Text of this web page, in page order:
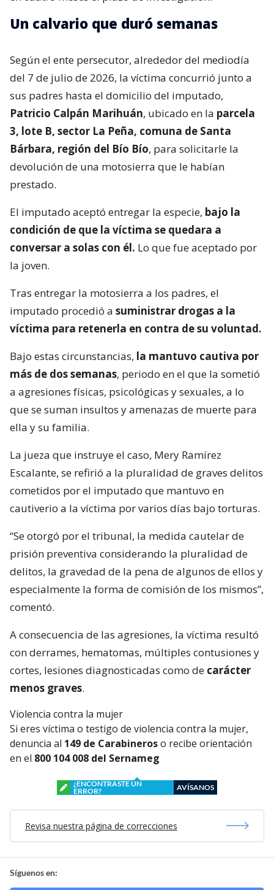
Un calvario que duró semanas
Según el ente persecutor, alrededor del mediodía
del 7 de julio de 2026, la víctima concurrió junto a
sus padres hasta el domicilio del imputado,
Patricio Calpán Marihuán, ubicado en la parcela
3, lote B, sector La Peña, comuna de Santa
Bárbara, región del Bío Bío, para solicitarle la
devolución de una motosierra que le habían
prestado.
El imputado aceptó entregar la especie, bajo la
condición de que la víctima se quedara a
conversar a solas con él. Lo que fue aceptado por
la joven.
Tras entregar la motosierra a los padres, el
imputado procedió a suministrar drogas a la
víctima para retenerla en contra de su voluntad.
Bajo estas circunstancias, la mantuvo cautiva por
más de dos semanas, periodo en el que la sometió
a agresiones físicas, psicológicas y sexuales, a lo
que se suman insultos y amenazas de muerte para
ella y su familia.
La jueza que instruye el caso, Mery Ramírez
Escalante, se refirió a la pluralidad de graves delitos
cometidos por el imputado que mantuvo en
cautiverio a la víctima por varios días bajo torturas.
“Se otorgó por el tribunal, la medida cautelar de
prisión preventiva considerando la pluralidad de
delitos, la gravedad de la pena de algunos de ellos y
especialmente la forma de comisión de los mismos”,
comentó.
A consecuencia de las agresiones, la víctima resultó
con derrames, hematomas, múltiples contusiones y
cortes, lesiones diagnosticadas como de carácter
menos graves.
Violencia contra la mujer
Si eres víctima o testigo de violencia contra la mujer,
denuncia al 149 de Carabineroso recibe orientación
en el 800 104 008 del Sernameg
¿ENCONTRASTE UN
ERROR?
AVÍSANOS
Revisa nuestra página de correcciones
Síguenos en: